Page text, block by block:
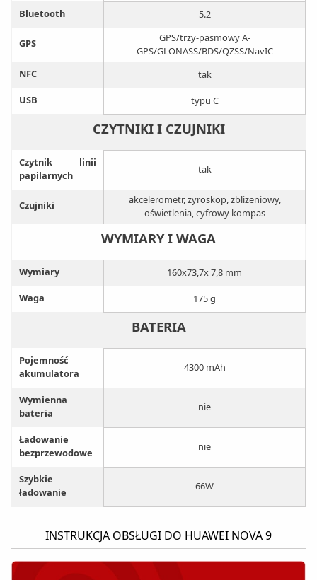
Bluetooth
5.2
GPS
GPS/trzy-pasmowy A-
GPS/GLONASS/BDS/QZSS/NavIC
NFC
tak
USB
typu C
CZYTNIKI I CZUJNIKI
Czytnik linii
papilarnych
tak
Czujniki
akcelerometr, żyroskop, zbliżeniowy,
oświetlenia, cyfrowy kompas
WYMIARY I WAGA
Wymiary
160x73,7x 7,8 mm
Waga
175 g
BATERIA
Pojemność
akumulatora
4300 mAh
Wymienna
bateria
nie
Ładowanie
bezprzewodowe
nie
Szybkie
ładowanie
66W
INSTRUKCJA OBSŁUGI DO HUAWEI NOVA 9